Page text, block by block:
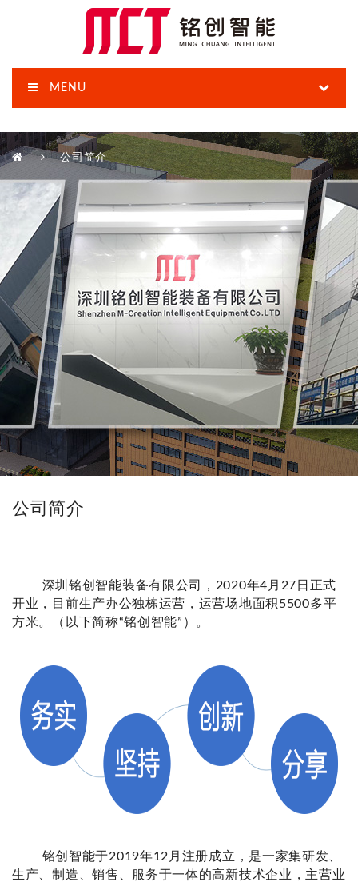
MENU
公司简介
公司简介
深圳铭创智能装备有限公司，2020年4月27日正式
开业，目前生产办公独栋运营，运营场地面积5500多平
方米。（以下简称“铭创智能”）。
铭创智能于2019年12月注册成立，是一家集研发、
生产、制造、销售、服务于一体的高新技术企业，主营业